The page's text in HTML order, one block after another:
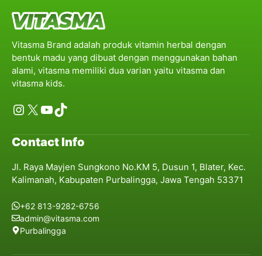
Vitasma Brand adalah produk vitamin herbal dengan
bentuk madu yang dibuat dengan menggunakan bahan
alami, vitasma memiliki dua varian yaitu vitasma dan
vitasma kids.
Instagram
X YouTube
TikTok
Contact Info
Jl. Raya Mayjen Sungkono No.KM 5, Dusun 1, Blater, Kec.
Kalimanah, Kabupaten Purbalingga, Jawa Tengah 53371
+62 813-9282-6756
admin@vitasma.com
Purbalingga